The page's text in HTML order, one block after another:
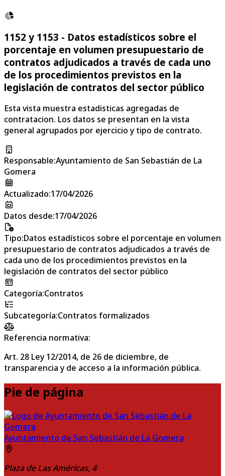
1152 y 1153 - Datos estadísticos sobre el
porcentaje en volumen presupuestario de
contratos adjudicados a través de cada uno
de los procedimientos previstos en la
legislación de contratos del sector público
Esta vista muestra estadisticas agregadas de
contratacion. Los datos se presentan en la vista
general agrupados por ejercicio y tipo de contrato.
Responsable:Ayuntamiento de San Sebastián de La
Gomera
Actualizado:17/04/2026
Datos desde:17/04/2026
Tipo:Datos estadísticos sobre el porcentaje en volumen
presupuestario de contratos adjudicados a través de
cada uno de los procedimientos previstos en la
legislación de contratos del sector público
Categoría:Contratos
Subcategoría:Contratos formalizados
Referencia normativa:
Art. 28 Ley 12/2014, de 26 de diciembre, de
transparencia y de acceso a la información pública.
Pie de página
Ayuntamiento de San Sebastián de La Gomera
Plaza de Las Américas, 4